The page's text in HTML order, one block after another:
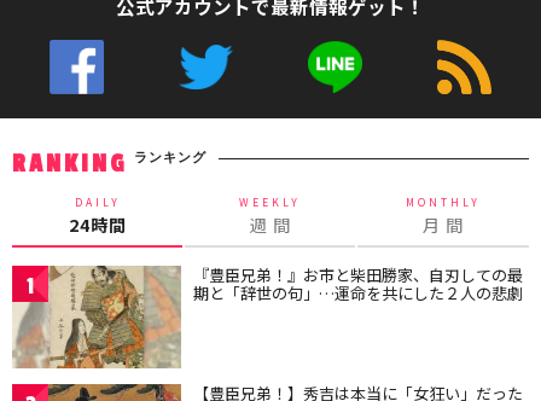
公式アカウントで最新情報ゲット！
RANKING ランキング
DAILY
24時間
WEEKLY
週 間
MONTHLY
月 間
1 『豊臣兄弟！』お市と柴田勝家、自刃しての最
期と「辞世の句」…運命を共にした２人の悲劇
【豊臣兄弟！】秀吉は本当に「女狂い」だった